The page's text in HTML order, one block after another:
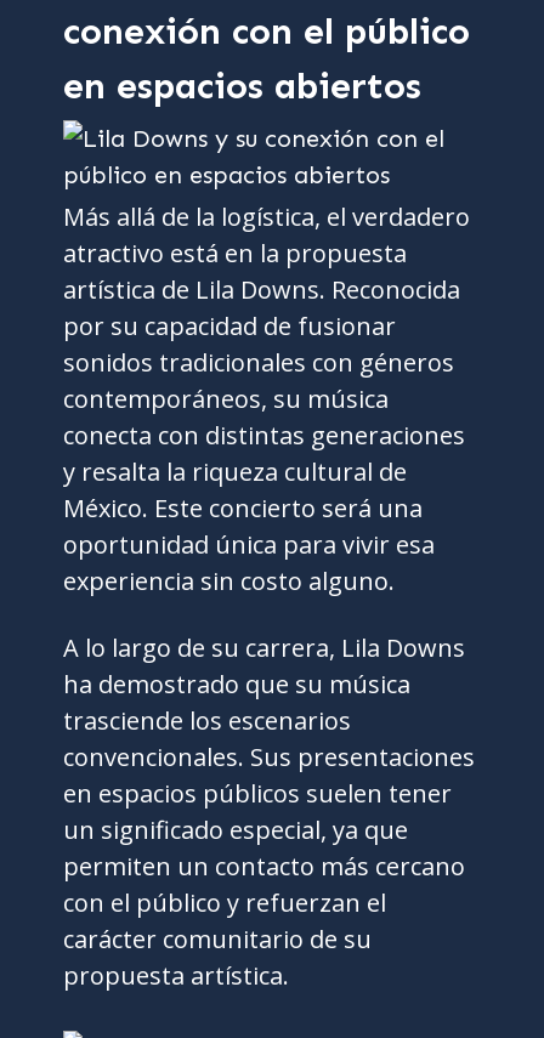
conexión con el público
en espacios abiertos
Más allá de la logística, el verdadero
atractivo está en la propuesta
artística de Lila Downs. Reconocida
por su capacidad de fusionar
sonidos tradicionales con géneros
contemporáneos, su música
conecta con distintas generaciones
y resalta la riqueza cultural de
México. Este concierto será una
oportunidad única para vivir esa
experiencia sin costo alguno.
A lo largo de su carrera, Lila Downs
ha demostrado que su música
trasciende los escenarios
convencionales. Sus presentaciones
en espacios públicos suelen tener
un significado especial, ya que
permiten un contacto más cercano
con el público y refuerzan el
carácter comunitario de su
propuesta artística.